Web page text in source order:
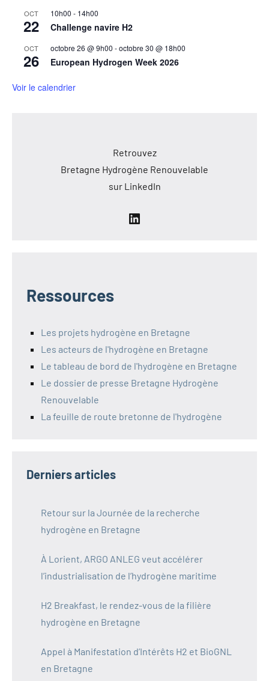
OCT
22
10h00 - 14h00
Challenge navire H2
OCT
26
octobre 26 @ 9h00 -octobre 30 @ 18h00
European Hydrogen Week 2026
Voir le calendrier
Retrouvez
Bretagne Hydrogène Renouvelable
sur LinkedIn
LinkedIn
Ressources
Les projets hydrogène en Bretagne
Les acteurs de l'hydrogène en Bretagne
Le tableau de bord de l'hydrogène en Bretagne
Le dossier de presse Bretagne Hydrogène
Renouvelable
La feuille de route bretonne de l'hydrogène
Derniers articles
Retour sur la Journée de la recherche
hydrogène en Bretagne
À Lorient, ARGO ANLEG veut accélérer
l’industrialisation de l’hydrogène maritime
H2 Breakfast, le rendez-vous de la filière
hydrogène en Bretagne
Appel à Manifestation d’Intérêts H2 et BioGNL
en Bretagne